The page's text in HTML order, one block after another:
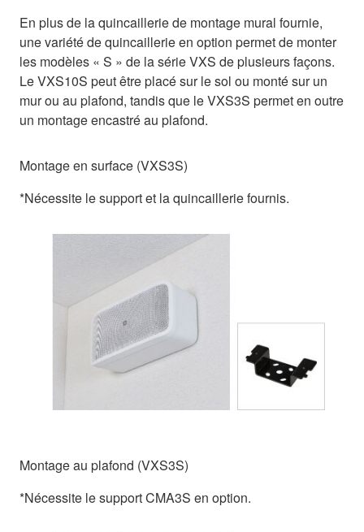
En plus de la quincaillerie de montage mural fournie,
une variété de quincaillerie en option permet de monter
les modèles « S » de la série VXS de plusieurs façons.
Le VXS10S peut être placé sur le sol ou monté sur un
mur ou au plafond, tandis que le VXS3S permet en outre
un montage encastré au plafond.
Montage en surface (VXS3S)
*Nécessite le support et la quincaillerie fournis.
Montage au plafond (VXS3S)
*Nécessite le support CMA3S en option.